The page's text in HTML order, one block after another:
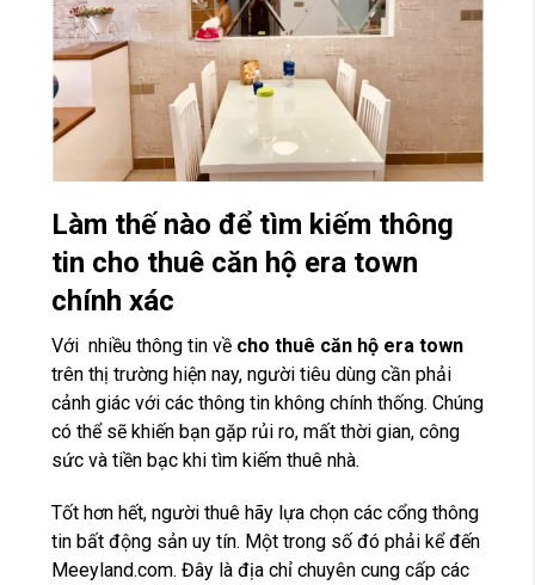
Làm thế nào để tìm kiếm thông
tin cho thuê căn hộ era town
chính xác
Với nhiều thông tin về cho thuê căn hộ era town
trên thị trường hiện nay, người tiêu dùng cần phải
cảnh giác với các thông tin không chính thống. Chúng
có thể sẽ khiến bạn gặp rủi ro, mất thời gian, công
sức và tiền bạc khi tìm kiếm thuê nhà.
Tốt hơn hết, người thuê hãy lựa chọn các cổng thông
tin bất động sản uy tín. Một trong số đó phải kể đến
Meeyland.com. Đây là địa chỉ chuyên cung cấp các